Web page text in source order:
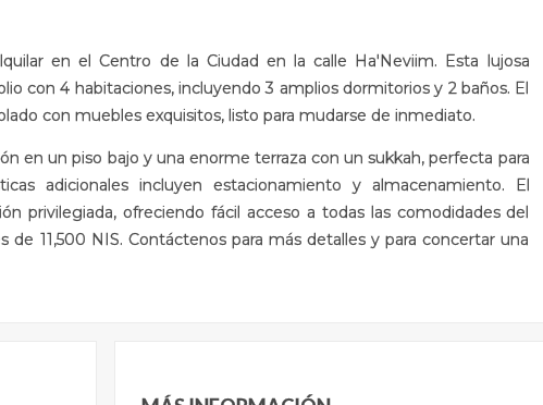
en el Centro de la Ciudad en la calle Ha'Neviim. Esta lujosa
con 4 habitaciones, incluyendo 3 amplios dormitorios y 2 baños. El
con muebles exquisitos, listo para mudarse de inmediato.
en un piso bajo y una enorme terraza con un sukkah, perfecta para
adicionales incluyen estacionamiento y almacenamiento. El
privilegiada, ofreciendo fácil acceso a todas las comodidades del
de 11,500 NIS. Contáctenos para más detalles y para concertar una